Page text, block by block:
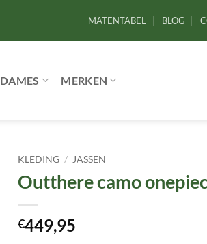
MATENTABEL BLOG
DAMES MERKEN
KLEDING / JASSEN
Outthere camo
€449,95